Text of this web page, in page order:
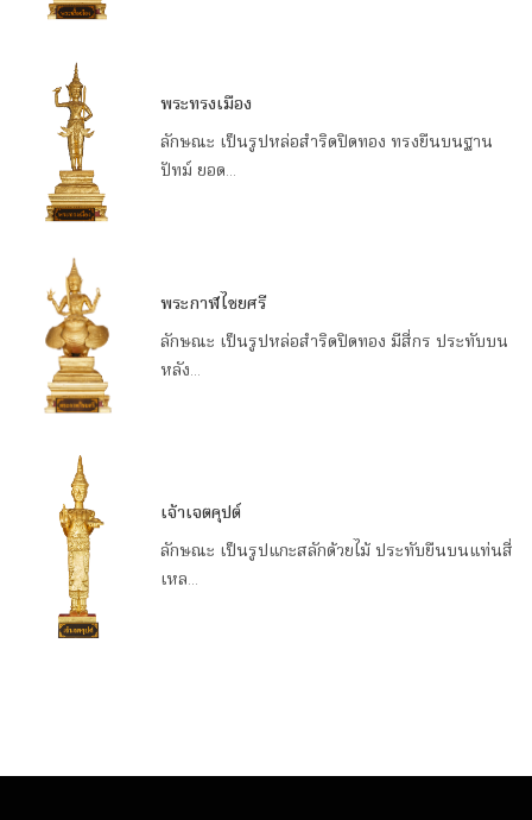
พระทรงเมือง
ลักษณะ เป็นรูปหล่อสำริดปิดทอง ทรงยืนบนฐาน
ปัทม์ ยอด...
พระกาฬไชยศรี
ลักษณะ เป็นรูปหล่อสำริดปิดทอง มีสี่กร ประทับบน
หลัง...
เจ้าเจตคุปต์
ลักษณะ เป็นรูปแกะสลักด้วยไม้ ประทับยืนบนแท่นสี่
เหล...